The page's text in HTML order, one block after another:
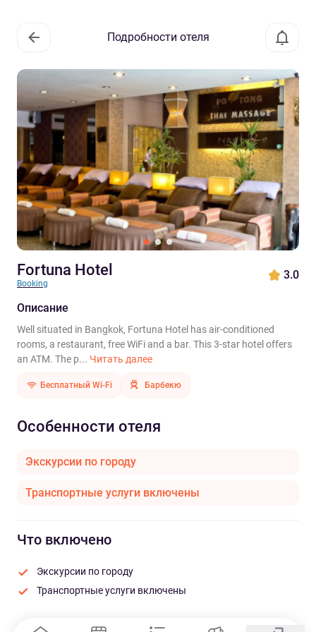
Подробности отеля
Fortuna Hotel
Booking
3.0
Описание
Well situated in Bangkok, Fortuna Hotel has air-conditioned
rooms, a restaurant, free WiFi and a bar. This 3-star hotel offers
an ATM. The p... Читать далее
Бесплатный Wi-Fi Барбекю
Особенности отеля
Экскурсии по городу
Транспортные услуги включены
Что включено
Экскурсии по городу
Транспортные услуги включены